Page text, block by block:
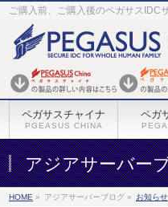
ご購入前、ご購入後のペガサスIDC
ペガサスチャイナ
PGEASUS CHINA
ペガ
アジアサーバー
HOME » アジアサーバーブログ » お知らせ